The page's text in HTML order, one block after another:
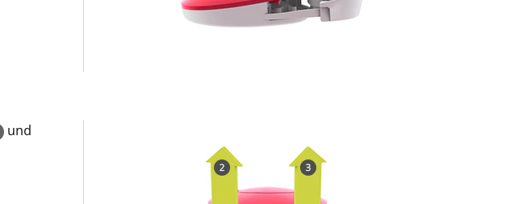
und